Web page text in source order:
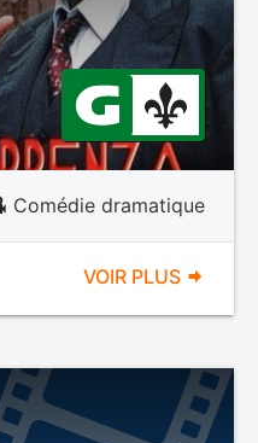
Comédie dramatique
VOIR PLUS